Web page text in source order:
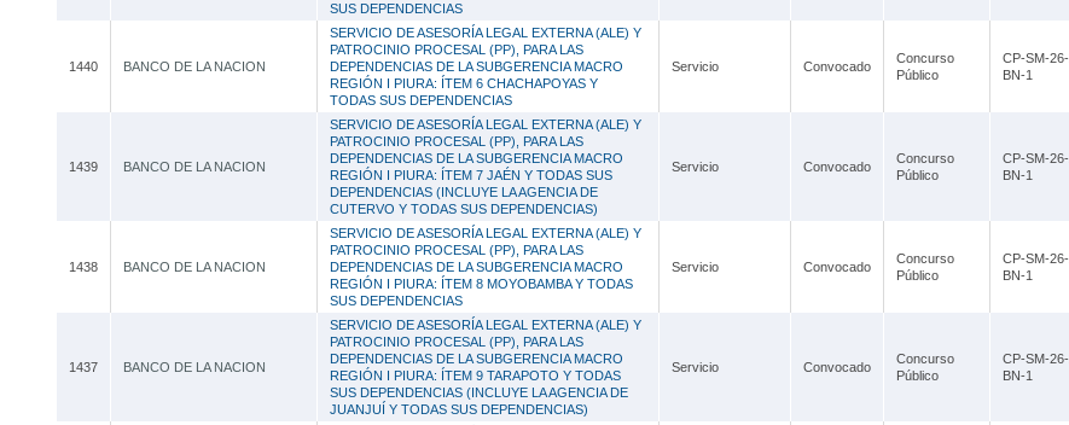
SUS DEPENDENCIAS
1440 BANCO DE LA NACION
SERVICIO DE ASESORÍA LEGAL EXTERNA (ALE) Y
PATROCINIO PROCESAL (PP), PARA LAS
DEPENDENCIAS DE LA SUBGERENCIA MACRO
REGIÓN I PIURA: ÍTEM 6 CHACHAPOYAS Y
TODAS SUS DEPENDENCIAS
Servicio Convocado
Concurso
Público
CP-SM-
BN-1
1439 BANCO DE LA NACION
SERVICIO DE ASESORÍA LEGAL EXTERNA (ALE) Y
PATROCINIO PROCESAL (PP), PARA LAS
DEPENDENCIAS DE LA SUBGERENCIA MACRO
REGIÓN I PIURA: ÍTEM 7 JAÉN Y TODAS SUS
DEPENDENCIAS (INCLUYE LA AGENCIA DE
CUTERVO Y TODAS SUS DEPENDENCIAS)
Servicio Convocado
Concurso
Público
CP-SM-
BN-1
1438 BANCO DE LA NACION
SERVICIO DE ASESORÍA LEGAL EXTERNA (ALE) Y
PATROCINIO PROCESAL (PP), PARA LAS
DEPENDENCIAS DE LA SUBGERENCIA MACRO
REGIÓN I PIURA: ÍTEM 8 MOYOBAMBA Y TODAS
SUS DEPENDENCIAS
Servicio Convocado
Concurso
Público
CP-SM-
BN-1
1437 BANCO DE LA NACION
SERVICIO DE ASESORÍA LEGAL EXTERNA (ALE) Y
PATROCINIO PROCESAL (PP), PARA LAS
DEPENDENCIAS DE LA SUBGERENCIA MACRO
REGIÓN I PIURA: ÍTEM 9 TARAPOTO Y TODAS
SUS DEPENDENCIAS (INCLUYE LA AGENCIA DE
JUANJUÍ Y TODAS SUS DEPENDENCIAS)
Servicio Convocado
Concurso
Público
CP-SM-
BN-1